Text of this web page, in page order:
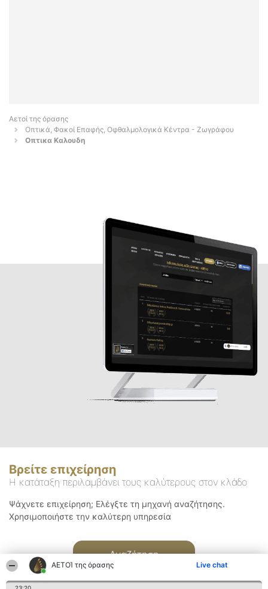
ΑΕΤΟΊ της όρασης Live chat
Αετοί της όρασης
Οπτικά, Φακοί Επαφής, Οφθαλμολογικά Κέντρα - Ζωγράφου
Οπτικα Καλουδη
Βρείτε επιχείρηση
Η κατάταξη περιλαμβάνει τους καλύτερους στον κλάδο
Ψάχνετε επιχείρηση; Ελέγξτε τη μηχανή αναζήτησης.
Χρησιμοποιήστε την καλύτερη υπηρεσία
Αναζήτηση